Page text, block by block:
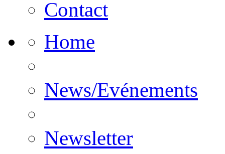
Contact
Home
News/Evénements
Newsletter